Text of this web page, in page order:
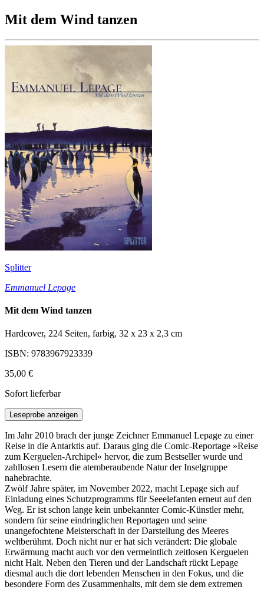
Mit dem Wind tanzen
Splitter
Emmanuel Lepage
Mit dem Wind tanzen
Hardcover, 224 Seiten, farbig, 32 x 23 x 2,3 cm
ISBN: 9783967923339
35,00 €
Sofort lieferbar
Leseprobe anzeigen
Im Jahr 2010 brach der junge Zeichner Emmanuel Lepage zu einer
Reise in die Antarktis auf. Daraus ging die Comic-Reportage »Reise
zum Kerguelen-Archipel« hervor, die zum Bestseller wurde und
zahllosen Lesern die atemberaubende Natur der Inselgruppe
nahebrachte.
Zwölf Jahre später, im November 2022, macht Lepage sich auf
Einladung eines Schutzprogramms für Seeelefanten erneut auf den
Weg. Er ist schon lange kein unbekannter Comic-Künstler mehr,
sondern für seine eindringlichen Reportagen und seine
unangefochtene Meisterschaft in der Darstellung des Meeres
weltberühmt. Doch nicht nur er hat sich verändert: Die globale
Erwärmung macht auch vor den vermeintlich zeitlosen Kerguelen
nicht Halt. Neben den Tieren und der Landschaft rückt Lepage
diesmal auch die dort lebenden Menschen in den Fokus, und die
besondere Form des Zusammenhalts, mit dem sie dem extremen